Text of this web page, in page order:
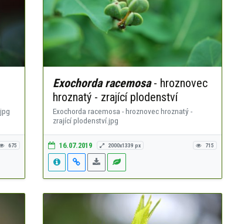
675
Exochorda racemosa- hroznovec
hroznatý - zrající plodenství
Exochorda racemosa - hroznovec hroznatý -
zrající plodenství.jpg
16.07.2019 2000x1339 px 715